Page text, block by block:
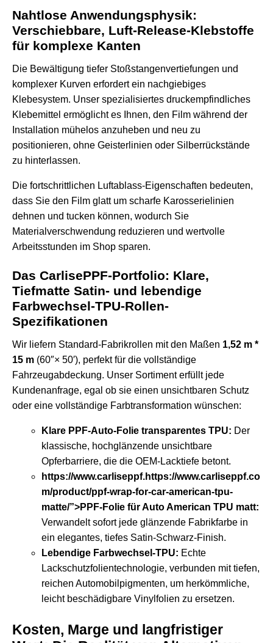
Nahtlose Anwendungsphysik:
Verschiebbare, Luft-Release-Klebstoffe
für komplexe Kanten
Die Bewältigung tiefer Stoßstangenvertiefungen und
komplexer Kurven erfordert ein nachgiebiges
Klebesystem. Unser spezialisiertes druckempfindliches
Klebemittel ermöglicht es Ihnen, den Film während der
Installation mühelos anzuheben und neu zu
positionieren, ohne Geisterlinien oder Silberrückstände
zu hinterlassen.
Die fortschrittlichen Luftablass-Eigenschaften bedeuten,
dass Sie den Film glatt um scharfe Karosserielinien
dehnen und tucken können, wodurch Sie
Materialverschwendung reduzieren und wertvolle
Arbeitsstunden im Shop sparen.
Das CarlisePPF-Portfolio: Klare,
Tiefmatte Satin- und lebendige
Farbwechsel-TPU-Rollen-
Spezifikationen
Wir liefern Standard-Fabrikrollen mit den Maßen 1,52 m *
15 m (60″× 50′), perfekt für die vollständige
Fahrzeugabdeckung. Unser Sortiment erfüllt jede
Kundenanfrage, egal ob sie einen unsichtbaren Schutz
oder eine vollständige Farbtransformation wünschen:
Klare PPF-Auto-Folie transparentes TPU: Der
klassische, hochglänzende unsichtbare
Opferbarriere, die die OEM-Lacktiefe betont.
https://www.carliseppf.https://www.carliseppf.co
m/product/ppf-wrap-for-car-american-tpu-
matte/”>PPF-Folie für Auto American TPU matt:
Verwandelt sofort jede glänzende Fabrikfarbe in
ein elegantes, tiefes Satin-Schwarz-Finish.
Lebendige Farbwechsel-TPU: Echte
Lackschutzfolientechnologie, verbunden mit tiefen,
reichen Automobilpigmenten, um herkömmliche,
leicht beschädigbare Vinylfolien zu ersetzen.
Kosten, Marge und langfristiger